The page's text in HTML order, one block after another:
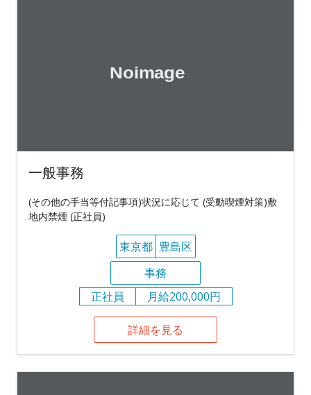
一般事務
(その他の手当等付記事項)状況に応じて (受動喫煙対策)敷
地内禁煙 (正社員)
東京都 豊島区
事務
正社員
月給200,000円
詳細を見る